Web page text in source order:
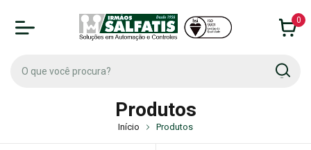
0
Produtos
Início Produtos